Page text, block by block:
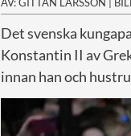
Det svenska
Konstantin II av
innan han och